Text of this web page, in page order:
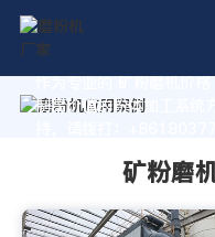
作为专业的 矿粉磨机价
制高价值的粉体加工系统
矿粉磨